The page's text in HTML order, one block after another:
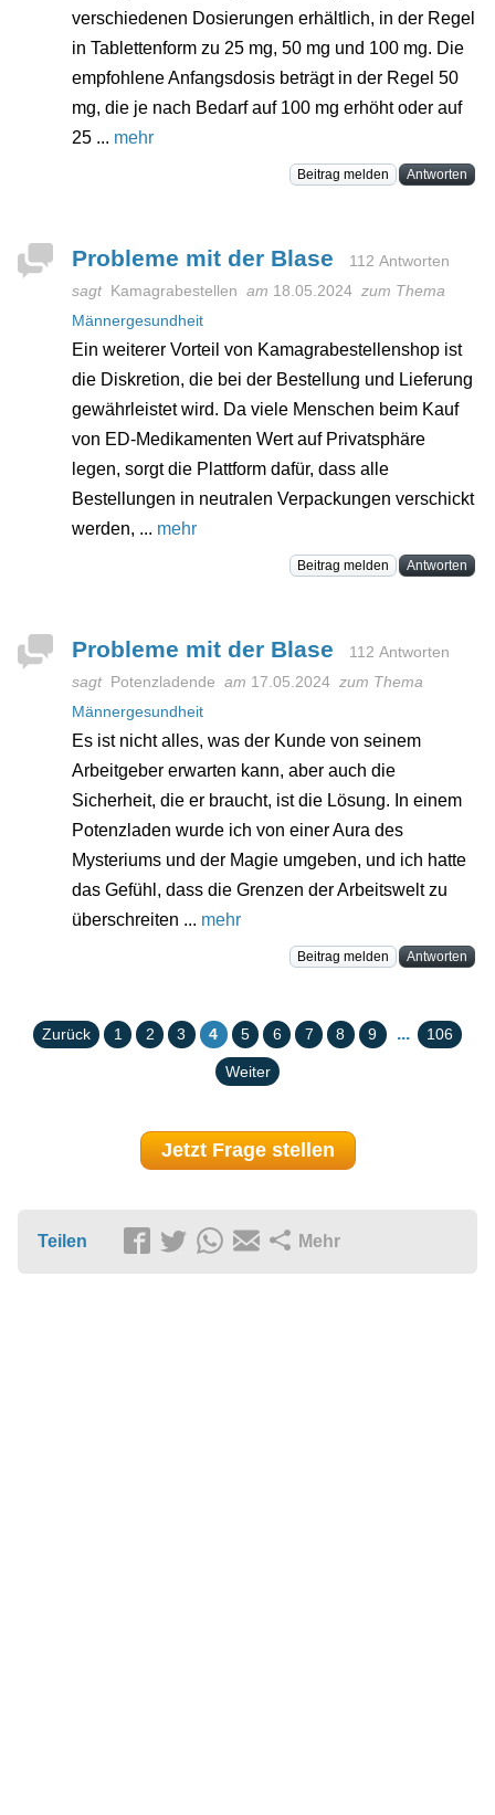
verschiedenen Dosierungen erhältlich, in der Regel
in Tablettenform zu 25 mg, 50 mg und 100 mg. Die
empfohlene Anfangsdosis beträgt in der Regel 50
mg, die je nach Bedarf auf 100 mg erhöht oder auf
25 ... mehr
Beitrag melden Antworten
Probleme mit der Blase
112 Antworten
sagt Kamagrabestellen am 18.05.2024 zum Thema
Männergesundheit
Ein weiterer Vorteil von Kamagrabestellenshop ist
die Diskretion, die bei der Bestellung und Lieferung
gewährleistet wird. Da viele Menschen beim Kauf
von ED-Medikamenten Wert auf Privatsphäre
legen, sorgt die Plattform dafür, dass alle
Bestellungen in neutralen Verpackungen verschickt
werden, ... mehr
Beitrag melden Antworten
Probleme mit der Blase
112 Antworten
sagt Potenzladende am 17.05.2024 zum Thema
Männergesundheit
Es ist nicht alles, was der Kunde von seinem
Arbeitgeber erwarten kann, aber auch die
Sicherheit, die er braucht, ist die Lösung. In einem
Potenzladen wurde ich von einer Aura des
Mysteriums und der Magie umgeben, und ich hatte
das Gefühl, dass die Grenzen der Arbeitswelt zu
überschreiten ... mehr
Beitrag melden Antworten
Zurück 1 2 3 4 5 6 7 8 9 ... 106
Weiter
Jetzt Frage stellen
Teilen Mehr